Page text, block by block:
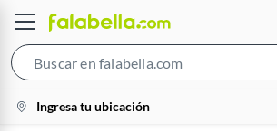
Bar
location-
icon
Ingresa tu ubicación